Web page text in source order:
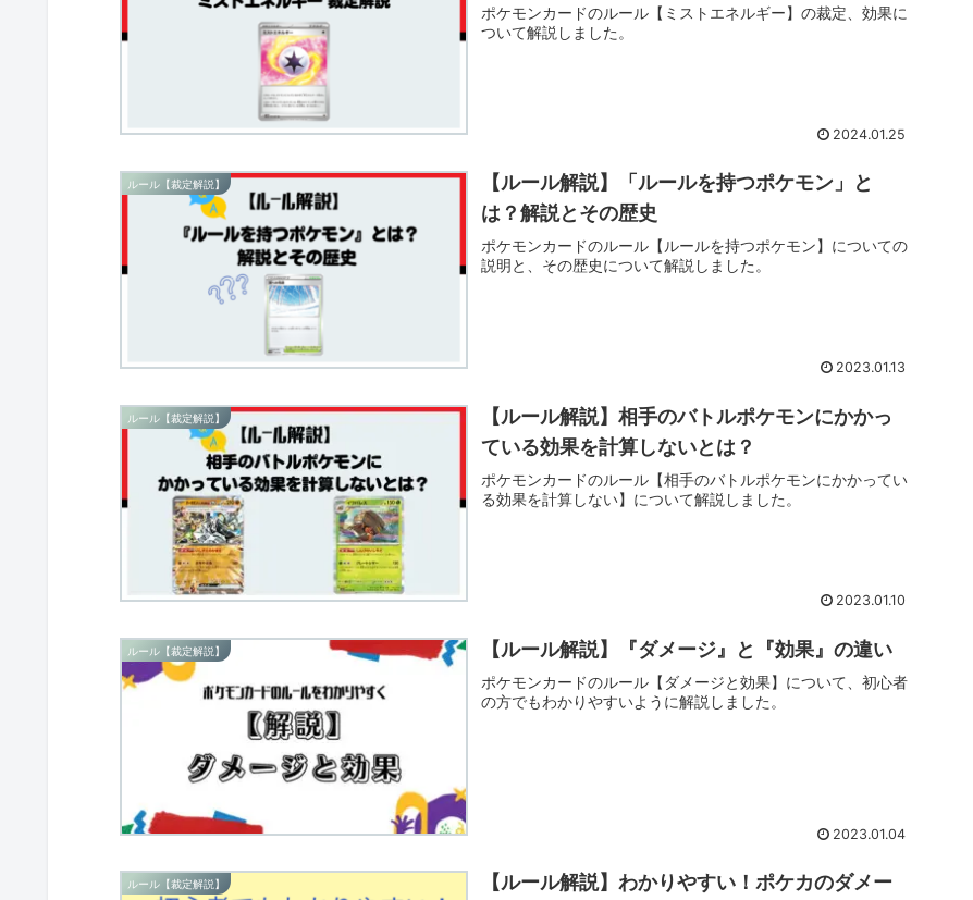
ポケモンカードのルール【ミストエネルギー】の裁定、効果に
ついて解説しました。
2024.01.25
ルール【裁定解説】
【ルール解説】「ルールを持つポケモン」と
は？解説とその歴史
ポケモンカードのルール【ルールを持つポケモン】についての
説明と、その歴史について解説しました。
2023.01.13
ルール【裁定解説】
【ルール解説】相手のバトルポケモンにかかっ
ている効果を計算しないとは？
ポケモンカードのルール【相手のバトルポケモンにかかってい
る効果を計算しない】について解説しました。
2023.01.10
ルール【裁定解説】 【ルール解説】『ダメージ』と『効果』の違い
ポケモンカードのルール【ダメージと効果】について、初心者
の方でもわかりやすいように解説しました。
2023.01.04
ルール【裁定解説】
【ルール解説】わかりやすい！ポケカのダメー